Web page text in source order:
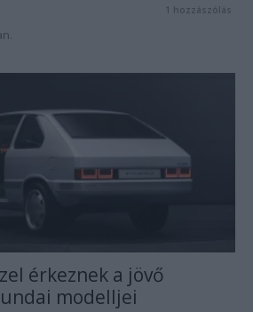
1 hozzászólás
érkeznek a jövő
modelljei